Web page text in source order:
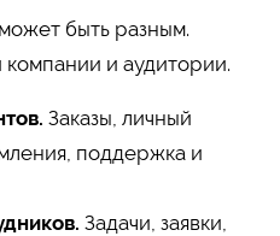
быть разным.
компании и аудитории.
Заказы, личный
поддержка и
Задачи, заявки,